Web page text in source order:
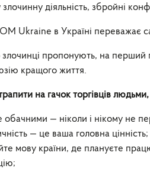
злочинну діяльність, збройні
Ukraine в Україні переважає
пропонують, на перший
кращого життя.
на гачок торгівців
обачними — ніколи і нікому не
— це ваша головна цінність;
мову країни, де плануєте